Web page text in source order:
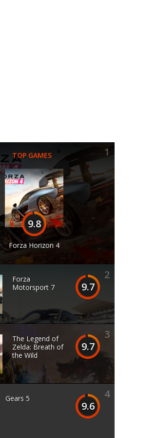
TOP GAMES 1
9.8
Forza Horizon 4
2
9.7
Forza
Motorsport 7
3
9.7
The Legend of
Zelda: Breath of
the Wild
4
9.6
Gears 5